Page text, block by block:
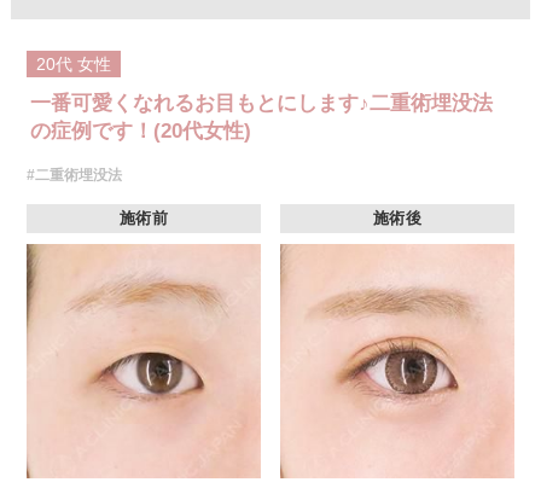
元の開きを良くします。皮膚を切らないため、腫れやダウンタイムも比較
的少ないのが特長です。
施術時間：約15〜20分程
リスク、副作用：術後には、腫脹（腫れ）、内出血、軽度の疼痛、異物感
（目がごろごろするような違和感）などが一時的に生じる可能性がありま
す。また、稀ではありますが、細菌感染症、左右差、重瞼ラインの後戻り
や不整、縫合糸の露出、結膜の腫脹（結膜浮腫）といった合併症がみられ
ることもございます。
費用：272,800円(税込)
オプション：笑気麻酔 3,300円(税込)
20代 女性
一番可愛くなれるお目もとにします♪二重術埋没法
の症例です！(20代女性)
#二重術埋没法
施術前 施術後